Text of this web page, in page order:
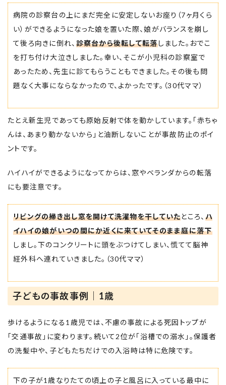
病院の診察台の上にまだ完全に安定しないお座り（7ヶ月くら
い）ができるようになった娘を置いた際、娘がバランスを崩し
て後ろ向きに倒れ、 診察台から後転して転落しました。おでこ
を打ち付け大泣きしました。幸い、そこが小児科の診察室で
あったため、先生に診てもらうこともできました。その後も問
題なく大事にならなかったので、よかったです。（30代ママ）
たとえ新生児であっても原始反射で体を動かしています。「赤ちゃ
んは、あまり動かないから」と油断しないことが事故防止のポイ
ントです。
ハイハイができるようになってからは、窓やベランダからの転落
にも要注意です。
リビングの掃き出し窓を開けて洗濯物を干していたところ、 ハ
イハイの娘がいつの間にか近くに来ていてそのまま庭に落下
しまし。下のコンクリートに頭をぶつけてしまい、慌てて脳神
経外科へ連れていきました。（30代ママ）
子どもの事故事例｜1歳
歩けるようになる1歳児では、不慮の事故による死因トップが
「交通事故」に変わります。続いて2位が「浴槽での溺水」。保護者
の洗髪中や、子どもたちだけでの入浴時は特に危険です。
下の子が1歳なりたての頃上の子と風呂に入っている最中に